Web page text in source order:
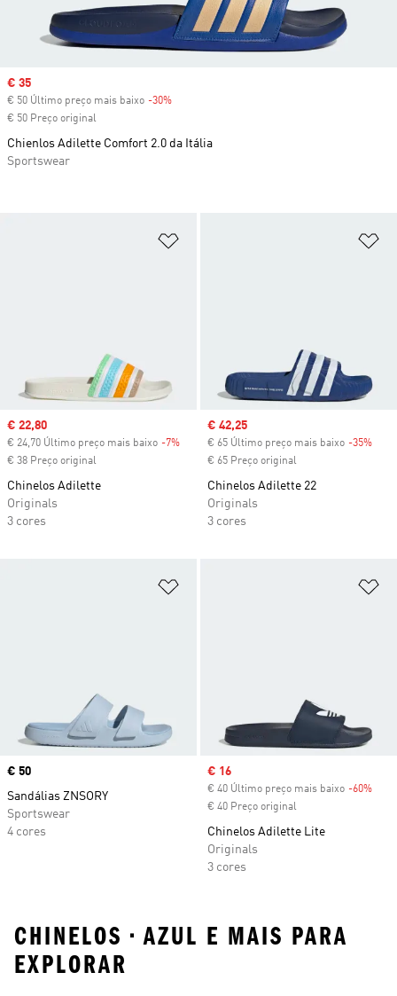
Sale price
€ 22,80
€ 24,70 Último preço mais baixo -7% Discount
€ 38 Preço original
Chinelos Adilette
Originals
3 cores
Sale price
€ 42,25
€ 65 Último preço mais baixo -35%
€ 65 Preço original
Chinelos Adilette 22
Originals
3 cores
Price
€ 50
Sandálias ZNSORY
Sportswear
4 cores
Sale price
€ 16
€ 40 Último preço mais baixo -60%
€ 40 Preço original
Chinelos Adilette Lite
Originals
3 cores
Sale price
€ 35
€ 50 Último preço mais baixo -30%
€ 50 Preço original
Chienlos Adilette Comfort 2.0 da Itália
Sportswear
CHINELOS • AZUL E MAIS PARA
EXPLORAR